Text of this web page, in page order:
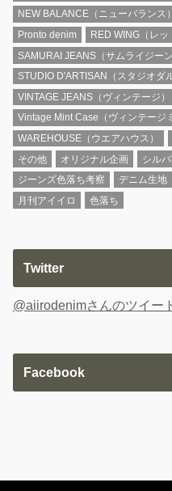
NEW BALANCE（ニューバランス）
Pronto denim
RED WING（レッ
SAMURAI JEANS（サムライジーン
STUDIO D'ARTISAN（スタジオダ
VINTAGE JEANS（ヴィンテージ）
Vintage Mint Case（ヴィンテージ
WAREHOUSE（ウエアハウス）
その他
オリジナル企画 シル
ジーンズ色落ち考察
デニム生地
月刊アイイロ
色落ち
Twitter
@aiirodenimさんのツイー
Facebook